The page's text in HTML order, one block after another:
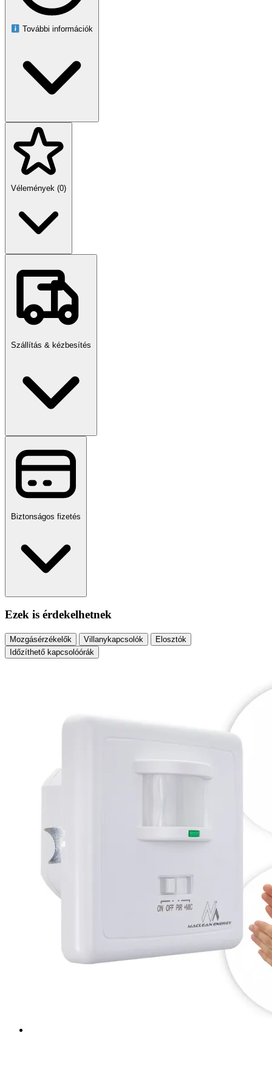
További információk
Vélemények (0)
Szállítás & kézbesítés
Biztonságos fizetés
Ezek is érdekelhetnek
Mozgásérzékelők Villanykapcsolók
Elosztók
Időzíthető kapcsolóórák